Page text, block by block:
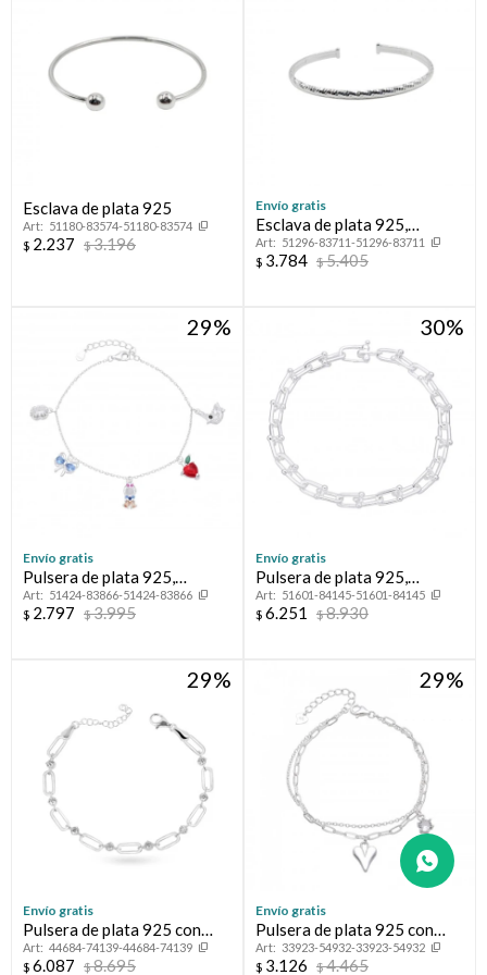
Esclava de plata 925
51180-83574-51180-83574
$ 2.237 $3.196
Envío gratis
Esclava de plata 925,
LAPIDADA.
51296-83711-51296-83711
$ 3.784 $5.405
29
Envío gratis
Pulsera de plata 925,
PRINCESAS.
51424-83866-51424-83866
$ 2.797 $3.995
30
Envío gratis
Pulsera de plata 925,
ANTONELLA.
51601-84145-51601-84145
$ 6.251 $8.930
29
Envío gratis
Pulsera de plata 925 con
circonias.
44684-74139-44684-74139
$ 6.087 $8.695
29
Envío gratis
Pulsera de plata 925 con
circonia y dije.
33923-54932-33923-54932
$ 3.126 $4.465